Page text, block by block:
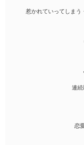
惹かれていってしまう
連続
恋